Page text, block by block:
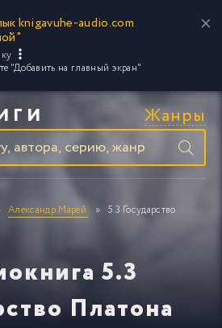
knigavuhe-audio.com
"Добавить на главный экран"
Жанры
Александр Марей
5.3 Государство
5.3
Платона